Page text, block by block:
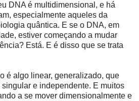
DNA é multidimensional, e há
especialmente aqueles da
quântica. E se o DNA, em
estiver começando a mudar
Está. E é disso que se trata
é algo linear, generalizado, que
e independente. E muitos
a se mover dimensionalmente e